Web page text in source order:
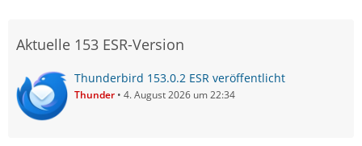
Aktuelle 153 ESR-Version
Thunderbird 153.0.2 ESR veröffentlicht
Thunder 4. August 2026 um 22:34